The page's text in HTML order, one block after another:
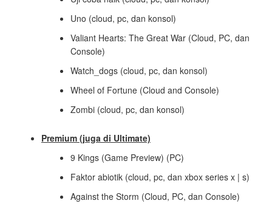
Uno (cloud, pc, dan konsol)
Valiant Hearts: The Great War (Cloud, PC, dan
Console)
Watch_dogs (cloud, pc, dan konsol)
Wheel of Fortune (Cloud and Console)
Zombi (cloud, pc, dan konsol)
Premium (juga di Ultimate)
9 Kings (Game Preview) (PC)
Faktor abiotik (cloud, pc, dan xbox series x | s)
Against the Storm (Cloud, PC, dan Console)